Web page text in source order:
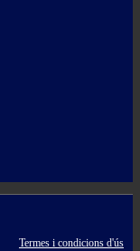
Termes i condicions d'ús